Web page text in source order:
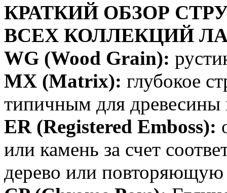
КРАТКИЙ ОБЗОР
ВСЕХ КОЛЛЕКЦИЙ
WG (Wood Grain):
MX (Matrix): глубокое
типичным для древесины
ER (Registered Emboss):
или камень за счет
дерево или